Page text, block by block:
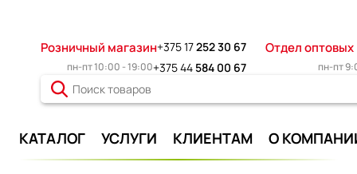
Розничный магазин+375 17252 30 67 Отдел
пн-пт 10:00 - 19:00+375 44 584 00 67 пн-пт
КАТАЛОГ УСЛУГИ КЛИЕНТАМ О